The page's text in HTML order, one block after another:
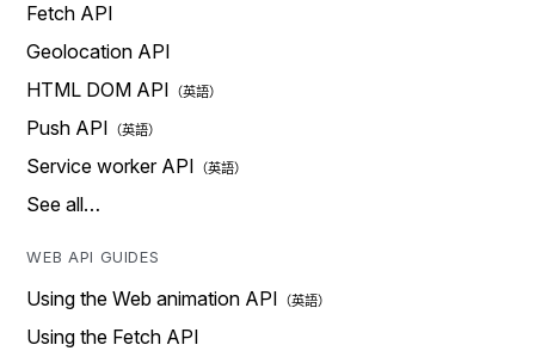
Fetch API
Geolocation API
HTML DOM API
Push API
Service worker API
See all…
WEB API GUIDES
Using the Web animation API
Using the Fetch API